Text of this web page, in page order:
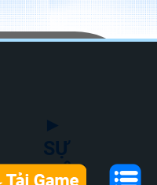
►
SỰ
KIỆN